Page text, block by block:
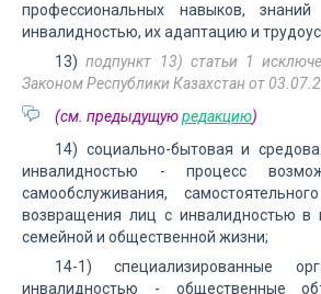
профессиональных навыков,
инвалидностью, их адаптацию и
13)подпункт 13) статьи 1
Законом Республики Казахстан от
(см. предыдущуюредакцию)
14) социально-бытовая и
инвалидностью - процесс
самообслуживания,
возвращения лиц с инвалидностью в
семейной и общественной жизни;
14-1) специализированные
инвалидностью - общественные